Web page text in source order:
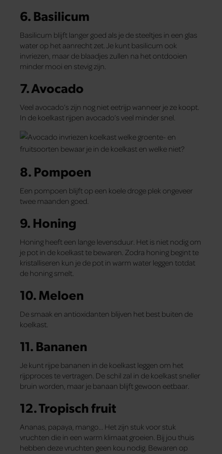
6. Basilicum
Basilicum blijft langer goed als je de steeltjes in een glas
water op het aanrecht zet. Je kunt basilicum ook
invriezen, maar de blaadjes zullen na het ontdooien
minder mooi en stevig zijn.
7. Avocado
Veel avocado’s zijn nog niet eetrijp wanneer je ze koopt.
In de koelkast rijpen avocado’s veel minder snel.
8. Pompoen
Een pompoen blijft op een koele droge plek ongeveer
twee maanden goed.
9. Honing
Honing heeft een lange levensduur. Het is niet nodig om
je pot in de koelkast te bewaren. Zodra honing begint te
kristalliseren kun je de pot in warm water leggen totdat
de honing smelt.
10. Meloen
De smaak en antioxidanten blijven het best buiten de
koelkast.
11. Bananen
Je kunt rijpe bananen in de koelkast leggen om het
rijpproces te vertragen. De schil zal in de koelkast sneller
bruin worden, maar je banaan blijft gewoon eetbaar.
12. Tropisch fruit
Ananas, papaya, mango… Het zijn stuk voor stuk
vruchten die in een warm klimaat groeien. Bij jou thuis
hebben deze vruchten geen kou nodig. Bewaren op